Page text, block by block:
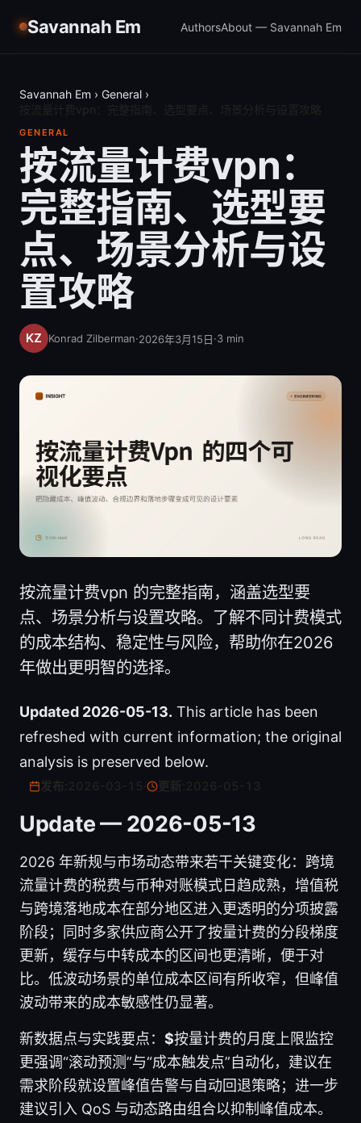
Savannah Em AuthorsAbout — Savannah Em
Savannah Em › General ›
GENERAL
按流量计费vpn：
完整指南、选型要
点、场景分析与设
置攻略
Konrad Zilberman·2026年3月15日·3 min
按流量计费vpn 的完整指南，涵盖选型要
点、场景分析与设置攻略。了解不同计费模式
的成本结构、稳定性与风险，帮助你在2026
年做出更明智的选择。
Updated 2026-05-13. This article has been
refreshed with current information; the original
analysis is preserved below.
更新:
Update — 2026-05-13
2026 年新规与市场动态带来若干关键变化：跨境
流量计费的税费与币种对账模式日趋成熟，增值税
与跨境落地成本在部分地区进入更透明的分项披露
阶段；同时多家供应商公开了按量计费的分段梯度
更新，缓存与中转成本的区间也更清晰，便于对
比。低波动场景的单位成本区间有所收窄，但峰值
波动带来的成本敏感性仍显著。
新数据点与实践要点： $按量计费的月度上限监控
更强调“滚动预测”与“成本触发点”自动化，建议在
需求阶段就设置峰值告警与自动回退策略；进一步
建议引入 QoS 与动态路由组合以抑制峰值成本。